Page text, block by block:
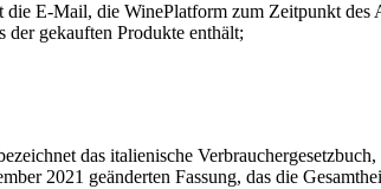
die E-Mail, die WinePlatform zum Zeitpunkt des
der gekauften Produkte enthält;
das italienische
2021 geänderten Fassung, das die